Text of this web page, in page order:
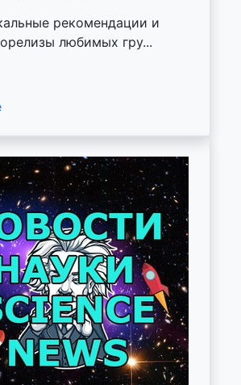
рекомендации и
любимых гру...